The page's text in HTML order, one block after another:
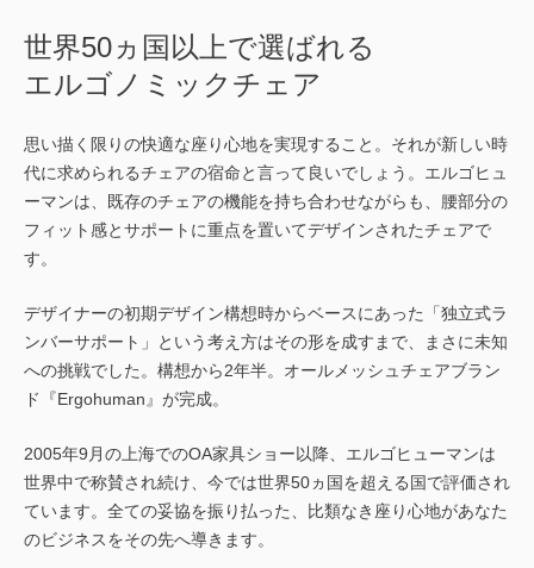
世界50ヵ国以上で選ばれる
エルゴノミックチェア
思い描く限りの快適な座り心地を実現すること。それが新しい時
代に求められるチェアの宿命と言って良いでしょう。エルゴヒュ
ーマンは、既存のチェアの機能を持ち合わせながらも、腰部分の
フィット感とサポートに重点を置いてデザインされたチェアで
す。
デザイナーの初期デザイン構想時からベースにあった「独立式ラ
ンバーサポート」という考え方はその形を成すまで、まさに未知
への挑戦でした。構想から2年半。オールメッシュチェアブラン
ド『Ergohuman』が完成。
2005年9月の上海でのOA家具ショー以降、エルゴヒューマンは
世界中で称賛され続け、今では世界50ヵ国を超える国で評価され
ています。全ての妥協を振り払った、比類なき座り心地があなた
のビジネスをその先へ導きます。